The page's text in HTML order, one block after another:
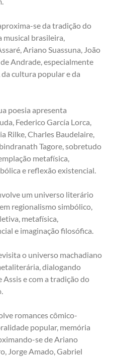
se da tradição do
musical brasileira,
Ariano Suassuna, João
Andrade, especialmente
cultura popular e da
poesia apresenta
Federico García Lorca,
Rilke, Charles Baudelaire,
Tagore, sobretudo
metafísica,
e reflexão existencial.
um universo literário
regionalismo simbólico,
metafísica,
e imaginação filosófica.
o universo machadiano
dialogando
e com a tradição do
romances cômico-
popular, memória
se de Ariano
Jorge Amado, Gabriel